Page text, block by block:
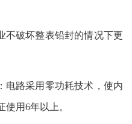
破坏整表铅封的情况下更
路采用零功耗技术，使内
用6年以上。